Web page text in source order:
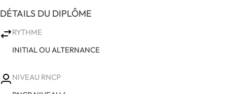
DÉTAILS DU DIPLÔME
RYTHME
INITIAL OU ALTERNANCE
NIVEAU RNCP